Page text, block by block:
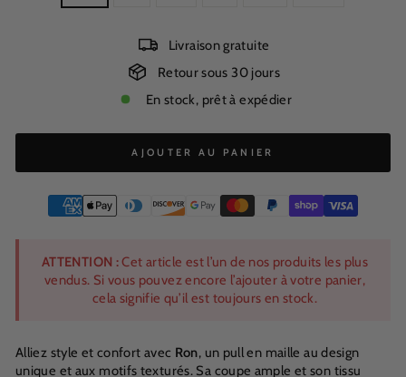
Livraison gratuite
Retour sous 30 jours
En stock, prêt à expédier
AJOUTER AU PANIER
ATTENTION :Cet article est l’un de nos produits les plus
vendus. Si vous pouvez encore l’ajouter à votre panier,
cela signifie qu’il est toujours en stock.
Alliez style et confort avec Ron, un pull en maille au design
unique et aux motifs texturés. Sa coupe ample et son tissu